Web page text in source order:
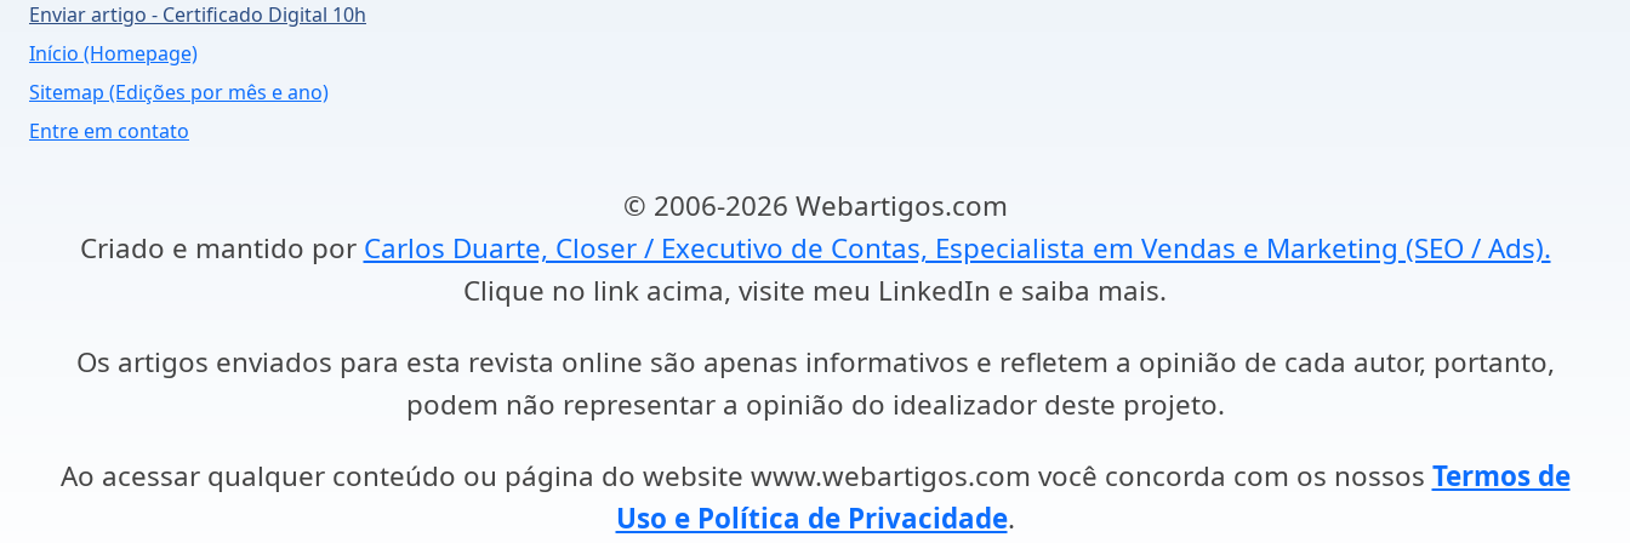
Enviar artigo - Certificado Digital 10h
Início (Homepage)
Sitemap (Edições por mês e ano)
Entre em contato
© 2006-2026 Webartigos.com
Criado e mantido por Carlos Duarte, Closer / Executivo de Contas, Especialista em Vendas e Marketing (SEO / Ads).
Clique no link acima, visite meu LinkedIn e saiba mais.
Os artigos enviados para esta revista online são apenas informativos e refletem a opinião de cada autor, portanto,
podem não representar a opinião do idealizador deste projeto.
Ao acessar qualquer conteúdo ou página do website www.webartigos.com você concorda com os nossos Termos de
Uso e Política de Privacidade.